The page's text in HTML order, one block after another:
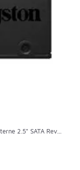
2.5" SATA Rev...